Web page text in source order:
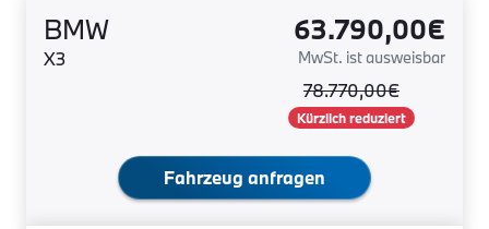
BMW
X3
63.790,00€
MwSt. ist ausweisbar
78.770,00€
Kürzlich reduziert
Fahrzeug anfragen